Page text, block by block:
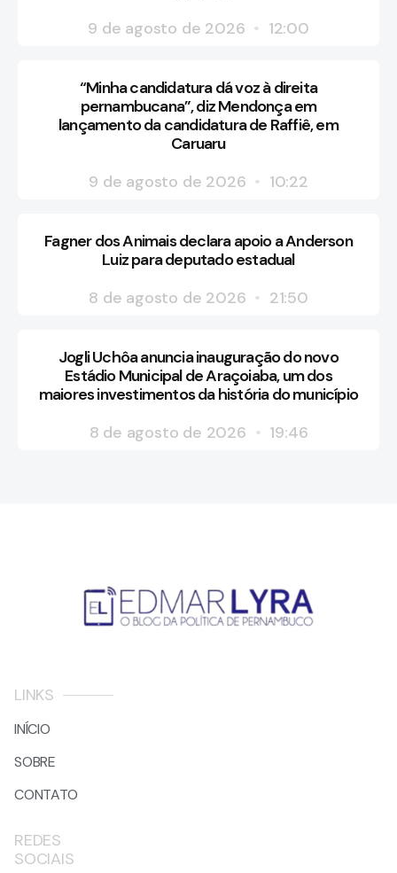
9 de agosto de 2026
12:00
“Minha candidatura dá voz à direita
pernambucana”, diz Mendonça em
lançamento da candidatura de Raffiê, em
Caruaru
9 de agosto de 2026
10:22
Fagner dos Animais declara apoio a Anderson
Luiz para deputado estadual
8 de agosto de 2026
21:50
Jogli Uchôa anuncia inauguração do novo
Estádio Municipal de Araçoiaba, um dos
maiores investimentos da história do município
8 de agosto de 2026
19:46
LINKS
INÍCIO
SOBRE
CONTATO
REDES
SOCIAIS